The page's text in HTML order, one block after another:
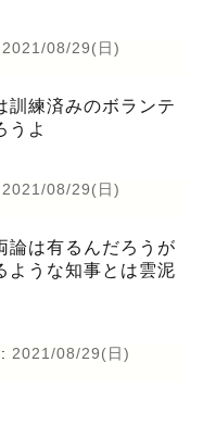
2021/08/29(日)
訓練済みのボランテ
うよ
2021/08/29(日)
論は有るんだろうが
ような知事とは雲泥
: 2021/08/29(日)